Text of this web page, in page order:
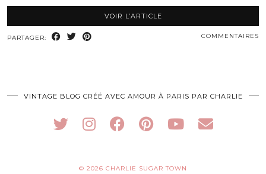
VOIR L’ARTICLE
PARTAGER: COMMENTAIRES
VINTAGE BLOG CRÉÉ AVEC AMOUR À PARIS PAR CHARLIE
© 2026 CHARLIE SUGAR TOWN